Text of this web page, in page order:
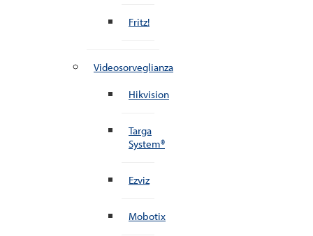
Fritz!
Videosorveglianza
Hikvision
Targa
System®
Ezviz
Mobotix